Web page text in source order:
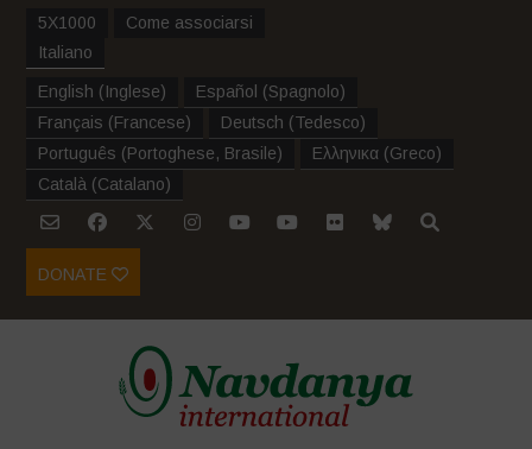
5X1000
Come associarsi
Italiano
English (Inglese) Español (Spagnolo)
Français (Francese) Deutsch (Tedesco)
Português (Portoghese, Brasile) Ελληνικα (Greco)
Català (Catalano)
DONATE